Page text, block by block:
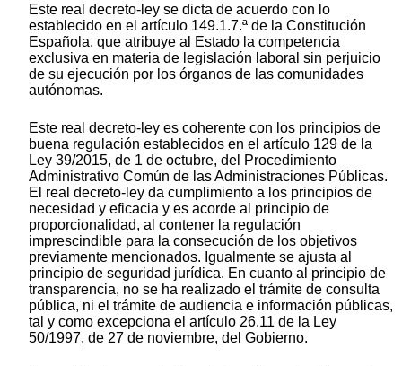
Este real decreto-ley se dicta de acuerdo con lo
establecido en el artículo 149.1.7.ª de la Constitución
Española, que atribuye al Estado la competencia
exclusiva en materia de legislación laboral sin perjuicio
de su ejecución por los órganos de las comunidades
autónomas.
Este real decreto-ley es coherente con los principios de
buena regulación establecidos en el artículo 129 de la
Ley 39/2015, de 1 de octubre, del Procedimiento
Administrativo Común de las Administraciones Públicas.
El real decreto-ley da cumplimiento a los principios de
necesidad y eficacia y es acorde al principio de
proporcionalidad, al contener la regulación
imprescindible para la consecución de los objetivos
previamente mencionados. Igualmente se ajusta al
principio de seguridad jurídica. En cuanto al principio de
transparencia, no se ha realizado el trámite de consulta
pública, ni el trámite de audiencia e información públicas,
tal y como excepciona el artículo 26.11 de la Ley
50/1997, de 27 de noviembre, del Gobierno.